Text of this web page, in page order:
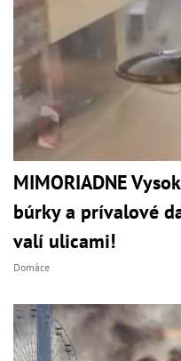
MIMORIADNE
búrky a prívalové
valí ulicami!
Domáce